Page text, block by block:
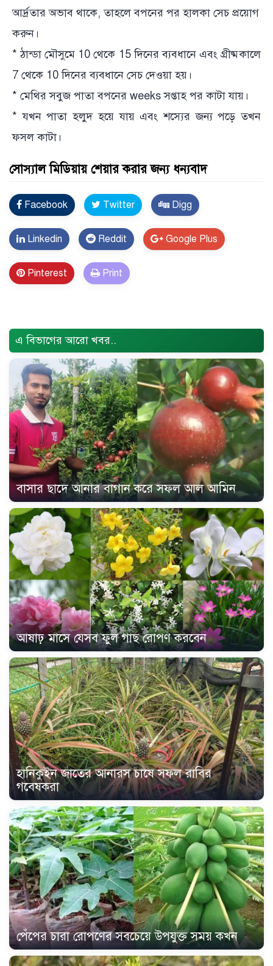
আর্দ্রতার অভাব থাকে, তাহলে বপনের পর হালকা সেচ প্রয়োগ
করুন।
* ঠান্ডা মৌসুমে 10 থেকে 15 দিনের ব্যবধানে এবং গ্রীষ্মকালে
7 থেকে 10 দিনের ব্যবধানে সেচ দেওয়া হয়।
* মেথির সবুজ পাতা বপনের weeks সপ্তাহ পর কাটা যায়।
* যখন পাতা হলুদ হয়ে যায় এবং শস্যের জন্য পড়ে তখন
ফসল কাটা।
সোস্যাল মিডিয়ায় শেয়ার করার জন্য ধন্যবাদ
Facebook Twitter Digg
Linkedin Reddit Google Plus
Pinterest Print
এ বিভাগের আরো খবর..
বাসার ছাদে আনার বাগান করে সফল আল আমিন
আষাঢ় মাসে যেসব ফুল গাছ রোপণ করবেন
হানিকুইন জাতের আনারস চাষে সফল রাবির
গবেষকরা
পেঁপের চারা রোপণের সবচেয়ে উপযুক্ত সময় কখন